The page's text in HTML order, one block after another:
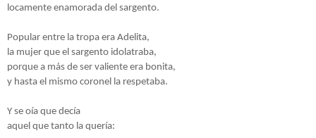
locamente enamorada del sargento.
Popular entre la tropa era Adelita,
la mujer que el sargento idolatraba,
porque a más de ser valiente era bonita,
y hasta el mismo coronel la respetaba.
Y se oía que decía
aquel que tanto la quería: